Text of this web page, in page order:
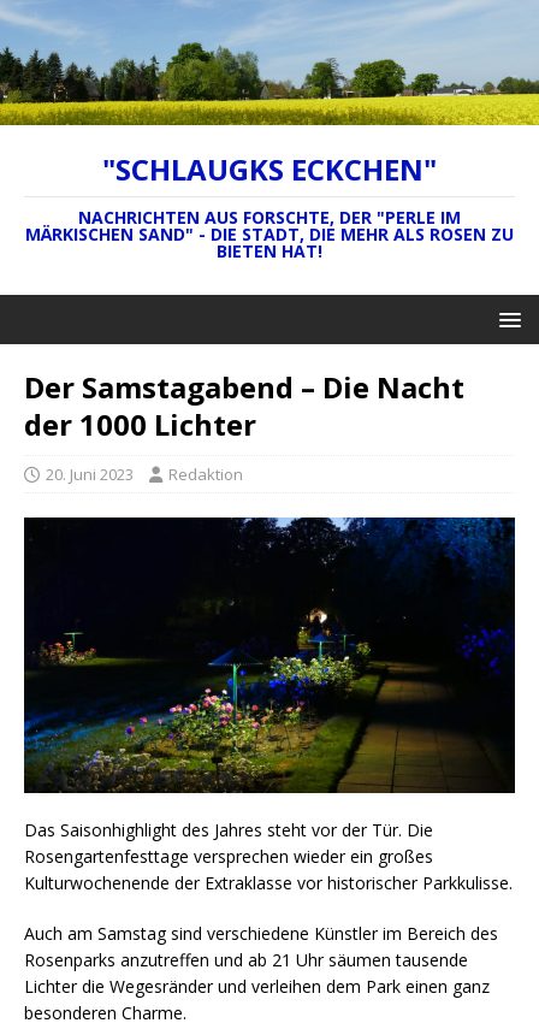
"SCHLAUGKS ECKCHEN"
NACHRICHTEN AUS FORSCHTE, DER "PERLE IM
MÄRKISCHEN SAND" - DIE STADT, DIE MEHR ALS ROSEN ZU
BIETEN HAT!
Der Samstagabend – Die Nacht
der 1000 Lichter
20. Juni 2023 Redaktion
Das Saisonhighlight des Jahres steht vor der Tür. Die
Rosengartenfesttage versprechen wieder ein großes
Kulturwochenende der Extraklasse vor historischer Parkkulisse.
Auch am Samstag sind verschiedene Künstler im Bereich des
Rosenparks anzutreffen und ab 21 Uhr säumen tausende
Lichter die Wegesränder und verleihen dem Park einen ganz
besonderen Charme.